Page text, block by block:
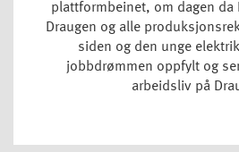
plattformbeinet, om dagen da
Draugen og alle
siden og den unge
jobbdrømmen oppfylt og
arbeidsliv på